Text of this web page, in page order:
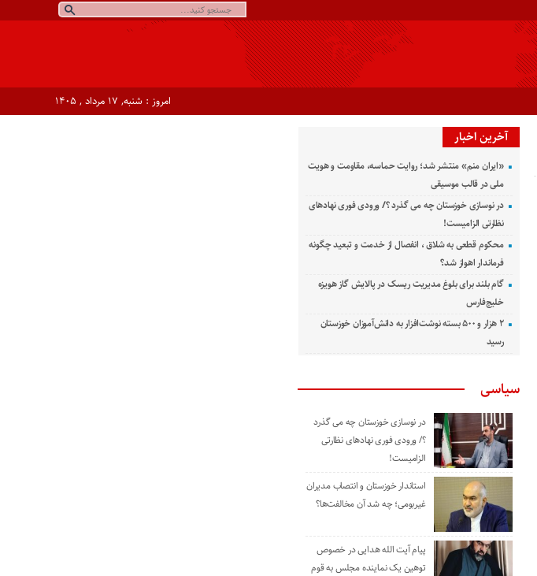
امروز : شنبه, ۱۷ مرداد , ۱۴۰۵
آخرین اخبار
«ایران منم» منتشر شد؛ روایت حماسه، مقاومت و هویت
ملی در قالب موسیقی
در نوسازی خوزستان چه می گذرد ؟/ ورودی فوری نهادهای
نظارتی الزامیست!
محکوم قطعی به شلاق ، انفصال از خدمت و تبعید چگونه
فرماندار اهواز شد؟
گام بلند برای بلوغ مدیریت ریسک در پالایش گاز هویزه
خلیج‌فارس
۲ هزار و ۵۰۰ بسته نوشت‌افزار به دانش‌آموزان خوزستان
رسید
سیاسی
در نوسازی خوزستان چه می گذرد
؟/ ورودی فوری نهادهای نظارتی
الزامیست!
استاندار خوزستان و انتصاب مدیران
غیربومی؛ چه شد آن مخالفت‌ها؟
پیام آیت الله هدایی در خصوص
توهین یک نماینده مجلس به قوم